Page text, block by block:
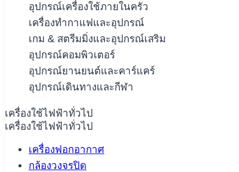
อุปกรณ์เครื่องใช้ภายในครัว
เครื่องทำกาแฟและอุปกรณ์
เกม & สตรีมมิ่งและอุปกรณ์เสริม
อุปกรณ์คอมพิวเตอร์
อุปกรณ์ยานยนต์และคาร์แคร์
อุปกรณ์เดินทางและกีฬา
เครื่องใช้ไฟฟ้าทั่วไป
เครื่องใช้ไฟฟ้าทั่วไป
เครื่องฟอกอากาศ
กล้องวงจรปิด